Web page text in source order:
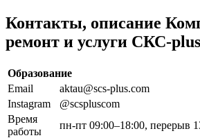
Контакты, описание
ремонт и услуги СКС-plus
Образование
Email
aktau@scs-plus.com
Instagram
@scspluscom
Время
работы
пн-пт 09:00–18:00, перерыв